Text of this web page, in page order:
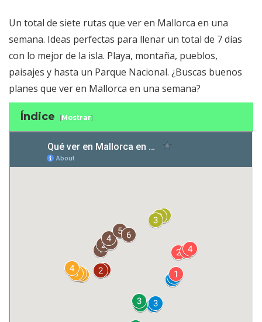
Un total de siete rutas que ver en Mallorca en una
semana. Ideas perfectas para llenar un total de 7 días
con lo mejor de la isla. Playa, montaña, pueblos,
paisajes y hasta un Parque Nacional. ¿Buscas buenos
planes que ver en Mallorca en una semana?
Índice [Mostrar]
1 Recorrido por la Serra de la Tramuntana
2 Recorrer Mallorca en coche a través de
sus calas
5 Las cuevas del Drach y alrededores
6 Un día para ver el sur de Mallorca
7 El único parque nacional de Baleares
Mapa para ver Mallorca en una semana